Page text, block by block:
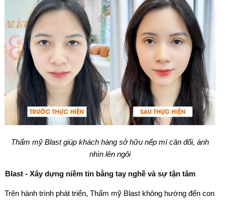
Thẩm mỹ Blast giúp khách hàng sở hữu nếp mí cân đối, ánh
nhìn lên ngôi
Blast - Xây dựng niềm tin bằng tay nghề và sự tận tâm
Trên hành trình phát triển, Thẩm mỹ Blast không hướng đến con